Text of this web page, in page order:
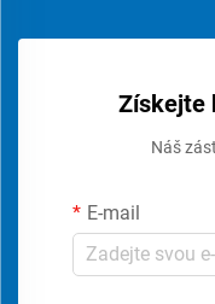
Získejte
Náš
E-mail